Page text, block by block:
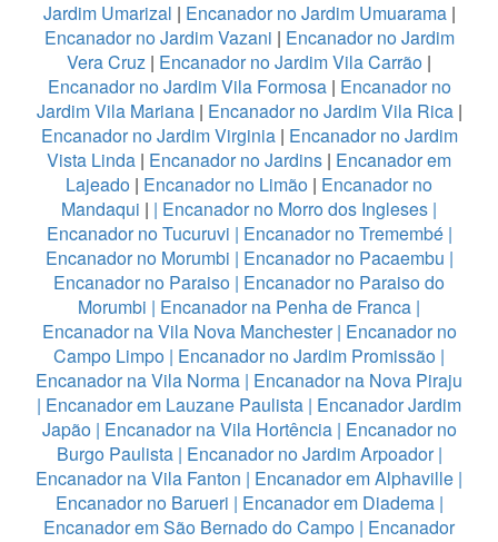
Jardim Umarizal | Encanador no Jardim Umuarama|
Encanador no Jardim Vazani | Encanador no Jardim
Vera Cruz | Encanador no Jardim Vila Carrão |
Encanador no Jardim Vila Formosa| Encanador no
Jardim Vila Mariana| Encanador no Jardim Vila Rica|
Encanador no Jardim Virginia| Encanador no Jardim
Vista Linda | Encanador no Jardins | Encanador em
Lajeado | Encanador no Limão | Encanador no
Mandaqui | | Encanador no Morro dos Ingleses |
Encanador no Tucuruvi | Encanador no Tremembé|
Encanador no Morumbi | Encanador no Pacaembu |
Encanador no Paraiso | Encanador no Paraiso do
Morumbi | Encanador na Penha de Franca |
Encanador na Vila Nova Manchester| Encanador no
Campo Limpo | Encanador no Jardim Promissão |
Encanador na Vila Norma | Encanador na Nova Piraju
| Encanador em Lauzane Paulista | Encanador Jardim
Japão| Encanador na Vila Hortência| Encanador no
Burgo Paulista| Encanador no Jardim Arpoador|
Encanador na Vila Fanton | Encanador em Alphaville |
Encanador no Barueri | Encanador em Diadema|
Encanador em São Bernado do Campo | Encanador